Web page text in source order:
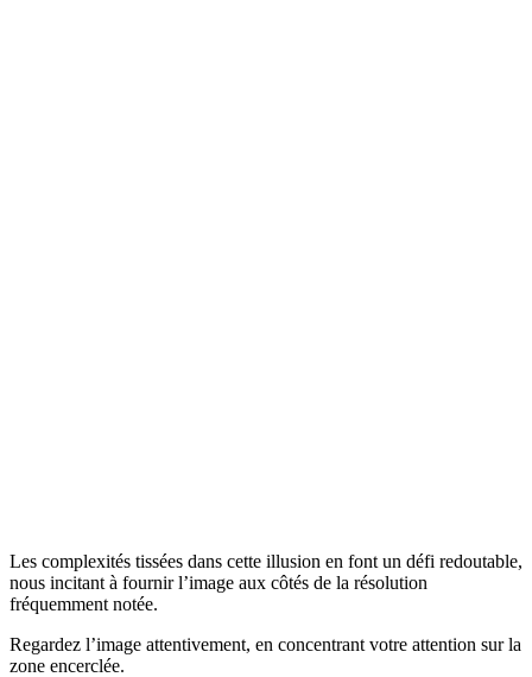
Les complexités tissées dans cette illusion en font un défi redoutable,
nous incitant à fournir l’image aux côtés de la résolution
fréquemment notée.
Regardez l’image attentivement, en concentrant votre attention sur la
zone encerclée.